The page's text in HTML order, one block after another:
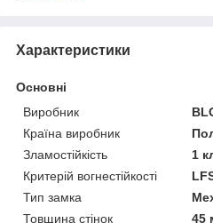
Характеристики
Основні
Виробник
Країна виробник
Зламостійкість
1
Критерій вогнестійкості
Тип замка
Товщина стінок
45